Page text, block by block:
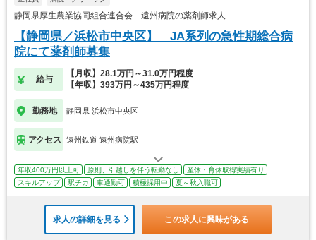
静岡県厚生農業協同組合連合会 遠州病院の薬剤師求人
【静岡県／浜松市中央区】 JA系列の急性期総合病
院にて薬剤師募集
給与
【月収】28.1万円～31.0万円程度
【年収】393万円～435万円程度
勤務地 静岡県 浜松市中央区
アクセス 遠州鉄道 遠州病院駅
年収400万円以上可 原則、引越しを伴う転勤なし
産休・育休取得実績有り
スキルアップ
駅チカ 車通勤可 積極採用中 夏～秋入職可
求人の詳細を見る この求人に興味がある